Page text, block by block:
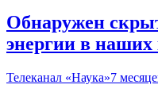
Обнаружен
энергии в наших
Телеканал «Наука»7